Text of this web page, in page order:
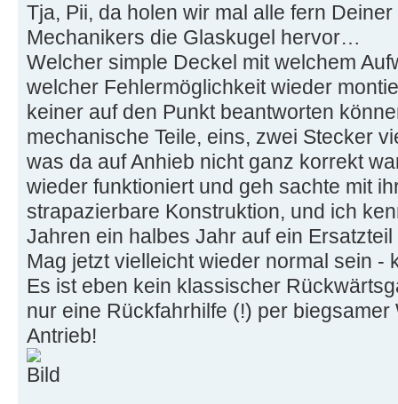
Tja, Pii, da holen wir mal alle fern
Mechanikers die Glaskugel hervor…
Welcher simple Deckel mit welchem
welcher Fehlermöglichkeit wieder
keiner auf den Punkt beantworten
mechanische Teile, eins, zwei Stecker
was da auf Anhieb nicht ganz korrekt
wieder funktioniert und geh sachte mit
strapazierbare Konstruktion, und ich
Jahren ein halbes Jahr auf ein
Mag jetzt vielleicht wieder normal sein
Es ist eben kein klassischer
nur eine Rückfahrhilfe (!) per
Antrieb!